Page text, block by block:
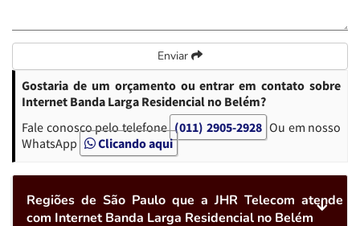
Enviar
Gostaria de um orçamento ou entrar em contato sobre
Internet Banda Larga Residencial no Belém?
Fale conosco pelo telefone (011) 2905-2928 Ou em nosso
WhatsApp
Clicando aqui
Regiões de São Paulo que a JHR Telecom atende
com Internet Banda Larga Residencial no Belém